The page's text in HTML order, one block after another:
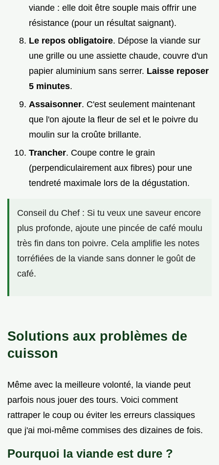
viande : elle doit être souple mais offrir une
résistance (pour un résultat saignant).
Le repos obligatoire. Dépose la viande sur
une grille ou une assiette chaude, couvre d'un
papier aluminium sans serrer. Laisse reposer
5 minutes.
Assaisonner. C'est seulement maintenant
que l'on ajoute la fleur de sel et le poivre du
moulin sur la croûte brillante.
Trancher. Coupe contre le grain
(perpendiculairement aux fibres) pour une
tendreté maximale lors de la dégustation.
Conseil du Chef : Si tu veux une saveur encore
plus profonde, ajoute une pincée de café moulu
très fin dans ton poivre. Cela amplifie les notes
torréfiées de la viande sans donner le goût de
café.
Solutions aux problèmes de
cuisson
Même avec la meilleure volonté, la viande peut
parfois nous jouer des tours. Voici comment
rattraper le coup ou éviter les erreurs classiques
que j'ai moi-même commises des dizaines de fois.
Pourquoi la viande est dure ?